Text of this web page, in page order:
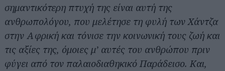
σημαντικότερη πτυχή της είναι αυτή της
ανθρωπολόγου, που μελέτησε τη φυλή των Χάντζα
στην Αφρική και τόνισε την κοινωνική τους ζωή και
τις αξίες της, όμοιες μ’ αυτές του ανθρώπου πριν
φύγει από τον παλαιοδιαθηκικό Παράδεισο. Και,